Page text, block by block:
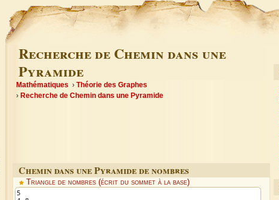
Recherche de Chemin dans une
Pyramide
Mathématiques
Théorie des Graphes
Recherche de Chemin dans une Pyramide
Chemin dans une Pyramide de nombres
Triangle de nombres (écrit du sommet à la base)